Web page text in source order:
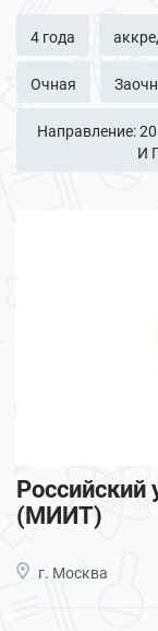
4 года
Очная
Направление:
И
Российский
(МИИТ)
г. Москва